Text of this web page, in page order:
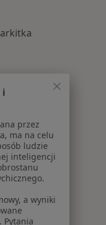
w pobliżu
i
przez
ma na celu
ludzie
inteligencji
a wyniki
Pytania